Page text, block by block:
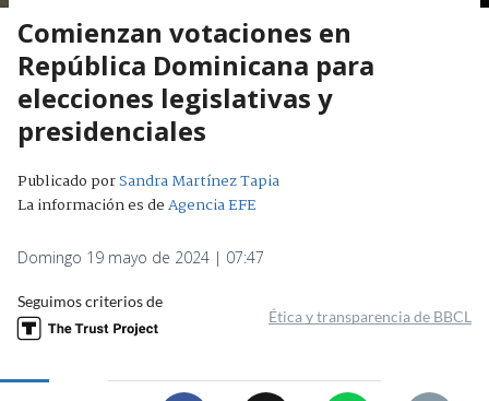
Comienzan votaciones en
República Dominicana para
elecciones legislativas y
presidenciales
Publicado porSandra Martínez Tapia
La información es deAgencia EFE
Domingo 19 mayo de 2024 | 07:47
Seguimos criterios de
Ética y transparencia de BBCL